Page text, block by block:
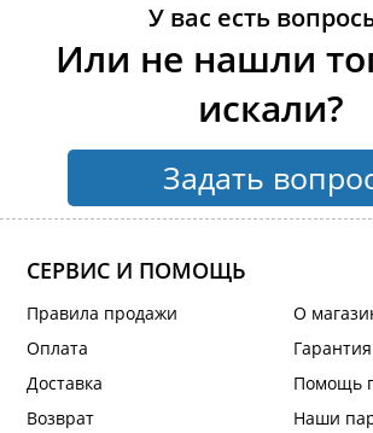
У вас есть
Или не нашли
искали?
Задать
СЕРВИС И ПОМОЩЬ
Правила продажи
Оплата
Доставка
Возврат
О
Гарантия
Помощь
Наши